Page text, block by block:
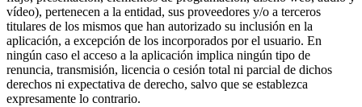
vídeo), pertenecen a la entidad, sus proveedores y/o a terceros
titulares de los mismos que han autorizado su inclusión en la
aplicación, a excepción de los incorporados por el usuario. En
ningún caso el acceso a la aplicación implica ningún tipo de
renuncia, transmisión, licencia o cesión total ni parcial de dichos
derechos ni expectativa de derecho, salvo que se establezca
expresamente lo contrario.